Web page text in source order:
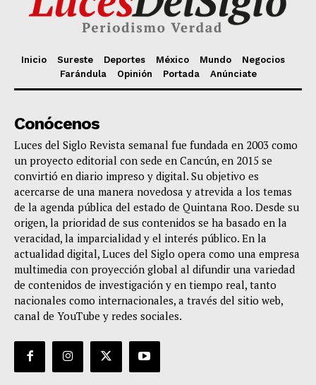
Inicio Sureste Deportes México Mundo
Negocios
Farándula
Opinión Portada Anúnciate
Conócenos
Luces del Siglo Revista semanal fue fundada en 2003 como
un proyecto editorial con sede en Cancún, en 2015 se
convirtió en diario impreso y digital. Su objetivo es
acercarse de una manera novedosa y atrevida a los temas
de la agenda pública del estado de Quintana Roo. Desde su
origen, la prioridad de sus contenidos se ha basado en la
veracidad, la imparcialidad y el interés público. En la
actualidad digital, Luces del Siglo opera como una empresa
multimedia con proyección global al difundir una variedad
de contenidos de investigación y en tiempo real, tanto
nacionales como internacionales, a través del sitio web,
canal de YouTube y redes sociales.